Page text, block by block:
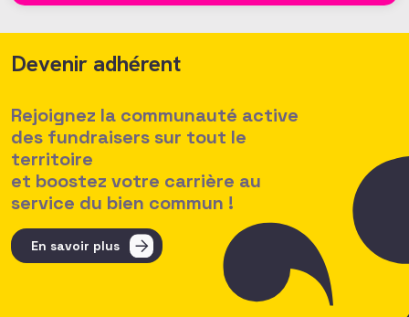
Devenir adhérent
Rejoignez la communauté active
des fundraisers sur tout le
territoire
et boostez votre carrière au
service du bien commun !
En savoir plus